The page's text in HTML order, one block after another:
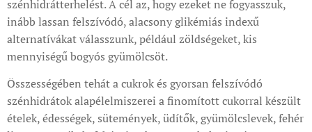
szénhidrátterhelést. A cél az, hogy ezeket ne fogyasszuk,
inább lassan felszívódó, alacsony glikémiás indexű
alternatívákat válasszunk, például zöldségeket, kis
mennyiségű bogyós gyümölcsöt.
Összességében tehát a cukrok és gyorsan felszívódó
szénhidrátok alapélelmiszerei a finomított cukorral készült
ételek, édességek, sütemények, üdítők, gyümölcslevek, fehér